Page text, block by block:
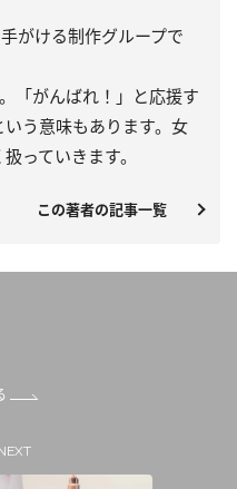
がける制作グループで
「がんばれ！」と応援す
う意味もあります。女
っていきます。
この著者の記事一覧